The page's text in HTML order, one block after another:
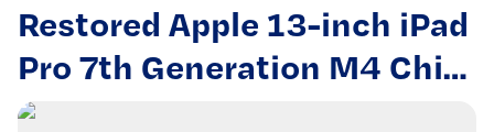
Restored Apple 13-inch iPad
Pro 7th Generation M4 Chip
Wi-Fi Only